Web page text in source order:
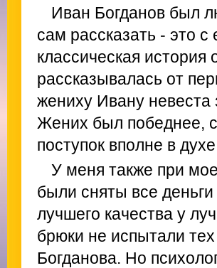
Иван Богданов был
сам рассказать - это
классическая
рассказывалась от
жениху Ивану невеста
Жених был победнее,
поступок вполне в
У меня также при
были сняты все
лучшего качества у
брюки не испытали
Богданова. Но